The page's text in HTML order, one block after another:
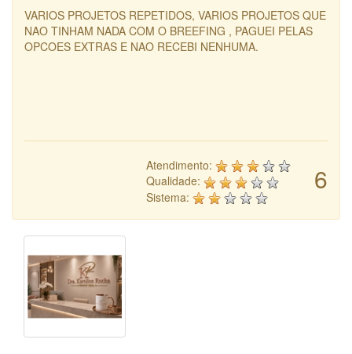
VARIOS PROJETOS REPETIDOS, VARIOS PROJETOS QUE
NAO TINHAM NADA COM O BREEFING , PAGUEI PELAS
OPCOES EXTRAS E NAO RECEBI NENHUMA.
6
Atendimento:
Qualidade:
Sistema: